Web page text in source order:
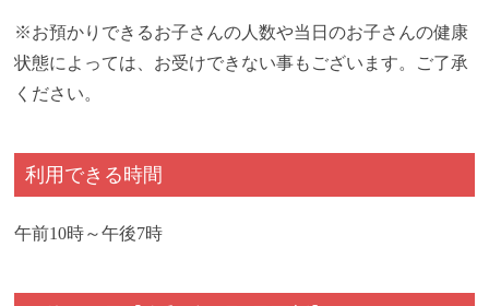
※お預かりできるお子さんの人数や当日のお子さんの健康
状態によっては、お受けできない事もございます。ご了承
ください。
利用できる時間
午前10時～午後7時